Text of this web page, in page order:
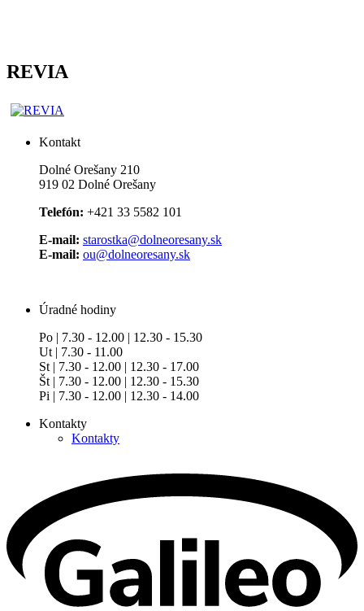
REVIA
Kontakt
Dolné Orešany 210
919 02 Dolné Orešany
Telefón: +421 33 5582 101
E-mail: starostka@dolneoresany.sk
E-mail: ou@dolneoresany.sk
Úradné hodiny
Po | 7.30 - 12.00 | 12.30 - 15.30
Ut | 7.30 - 11.00
St | 7.30 - 12.00 | 12.30 - 17.00
Št | 7.30 - 12.00 | 12.30 - 15.30
Pi | 7.30 - 12.00 | 12.30 - 14.00
Kontakty
Kontakty